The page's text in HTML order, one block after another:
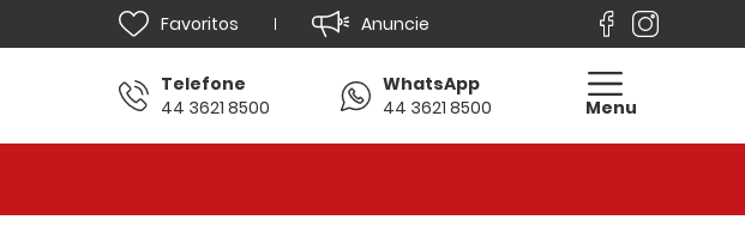
Favoritos Anuncie
Telefone
44 3621 8500
WhatsApp
44 3621 8500
Menu